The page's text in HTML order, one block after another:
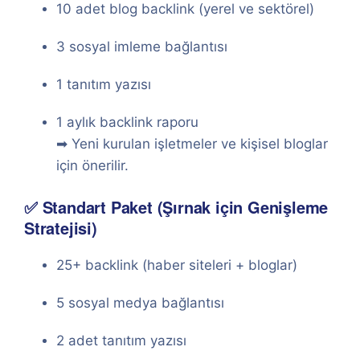
10 adet blog backlink (yerel ve sektörel)
3 sosyal imleme bağlantısı
1 tanıtım yazısı
1 aylık backlink raporu
➡ Yeni kurulan işletmeler ve kişisel bloglar
için önerilir.
✅ Standart Paket (Şırnak için Genişleme
Stratejisi)
25+ backlink (haber siteleri + bloglar)
5 sosyal medya bağlantısı
2 adet tanıtım yazısı